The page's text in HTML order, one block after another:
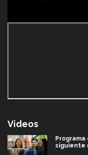
Videos
siguiente